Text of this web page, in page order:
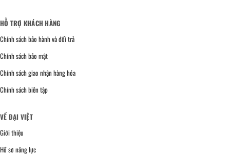
HỖ TRỢ KHÁCH HÀNG
Chính sách bảo hành và đổi trả
Chính sách bảo mật
Chính sách giao nhận hàng hóa
Chính sách biên tập
VỀ ĐẠI VIỆT
Giới thiệu
Hồ sơ năng lực